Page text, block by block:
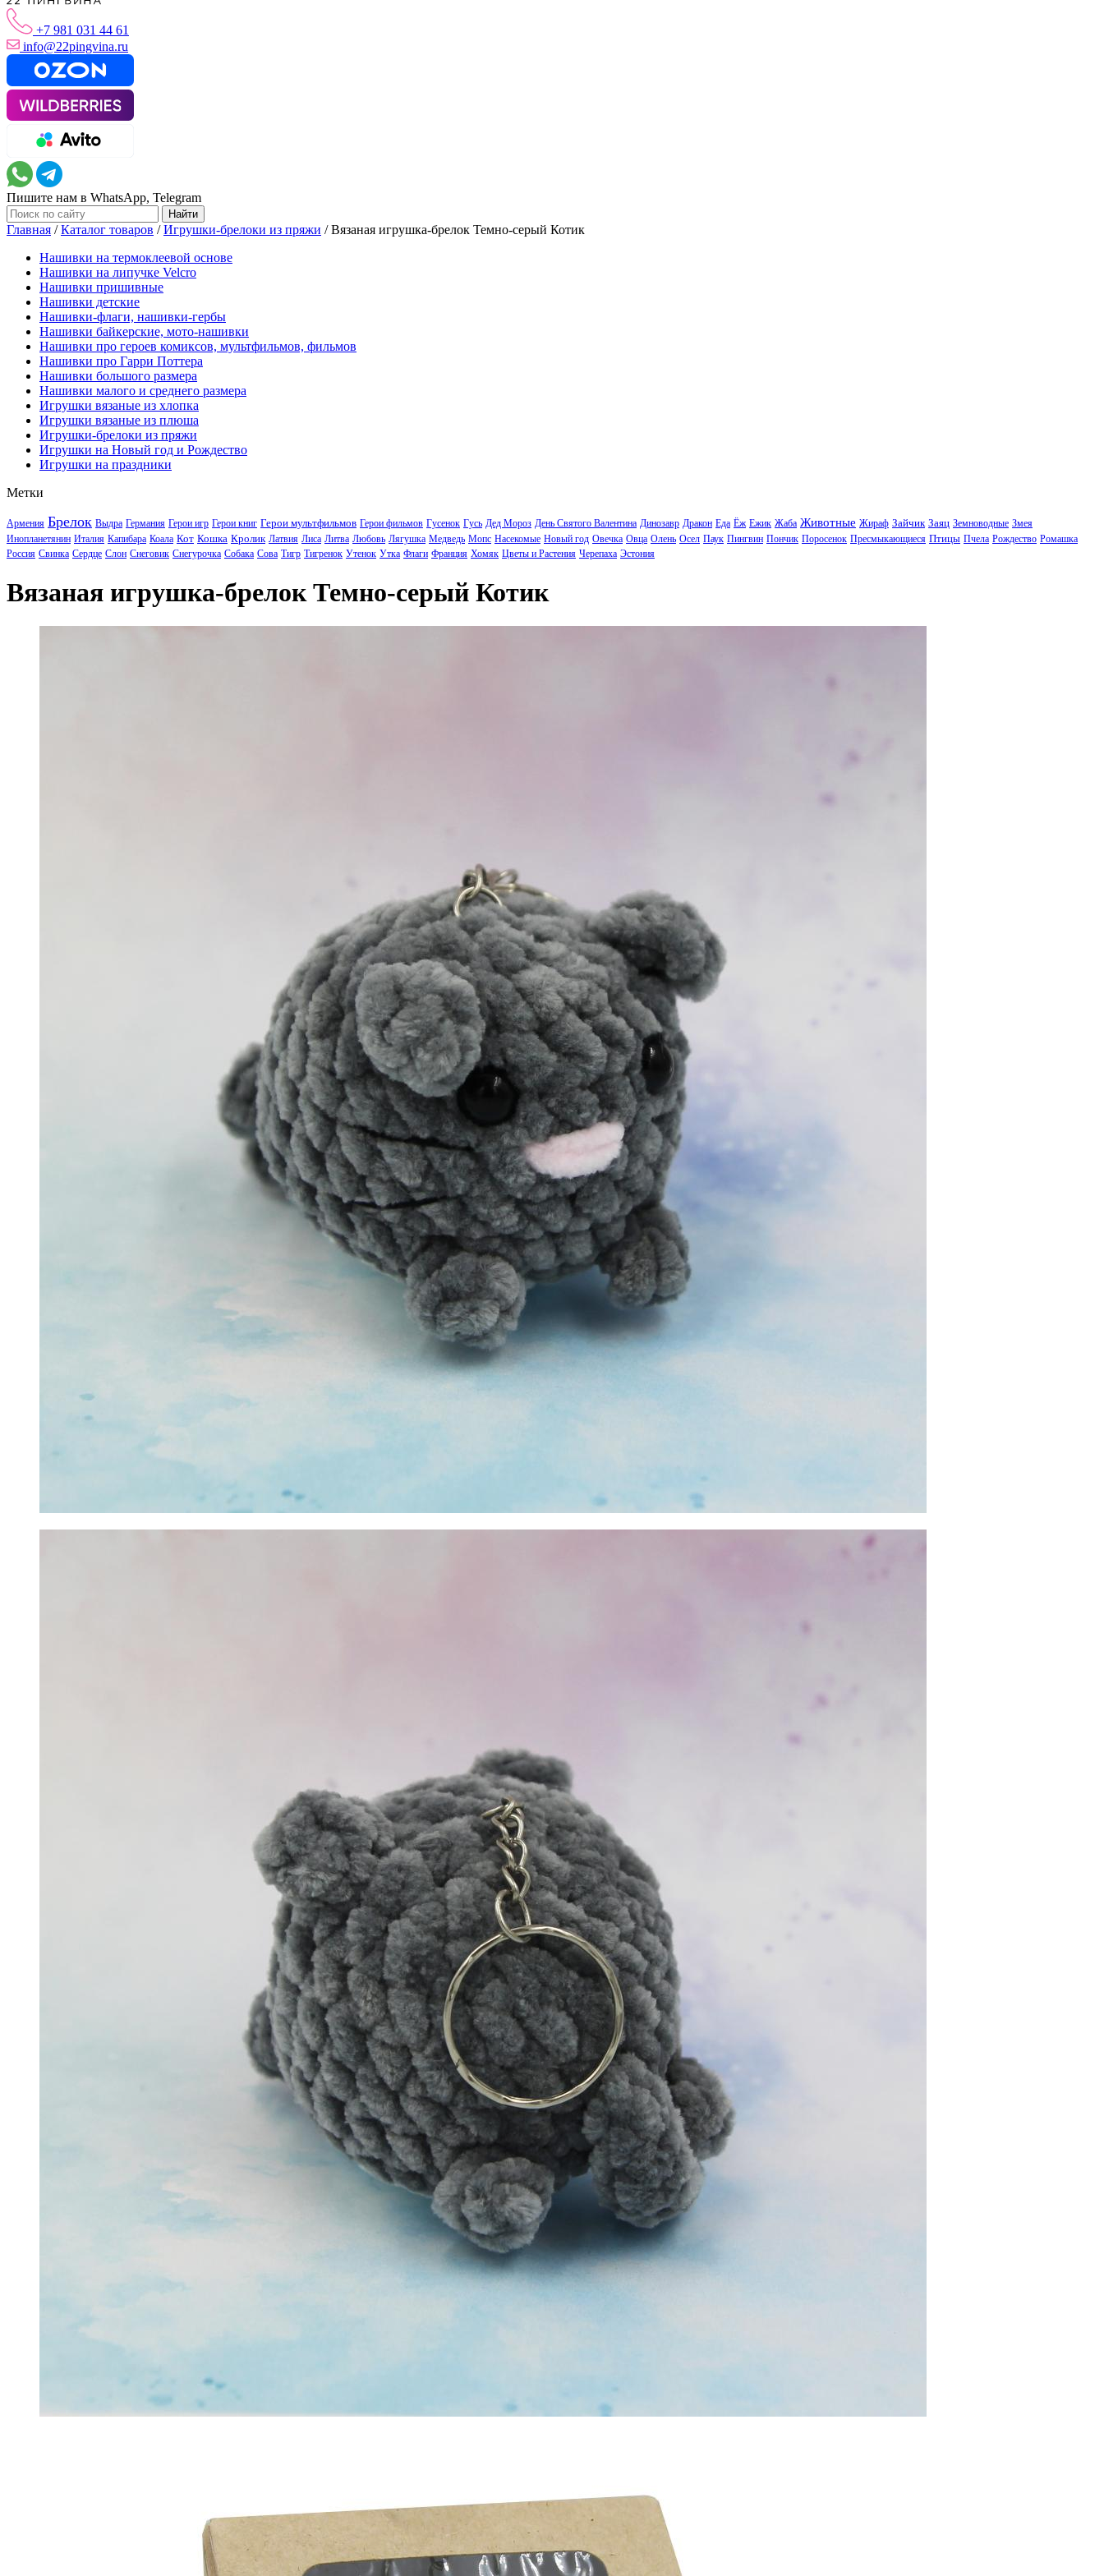
+7 981 031 44 61
info@22pingvina.ru
Пишите нам в WhatsApp, Telegram
Главная /Каталог товаров /Игрушки-брелоки из пряжи /Вязаная игрушка-брелок Темно-серый Котик
Нашивки на термоклеевой основе
Нашивки на липучке Velcro
Нашивки пришивные
Нашивки детские
Нашивки-флаги, нашивки-гербы
Нашивки байкерские, мото-нашивки
Нашивки про героев комиксов, мультфильмов, фильмов
Нашивки про Гарри Поттера
Нашивки большого размера
Нашивки малого и среднего размера
Игрушки вязаные из хлопка
Игрушки вязаные из плюша
Игрушки-брелоки из пряжи
Игрушки на Новый год и Рождество
Игрушки на праздники
Метки
Армения Брелок Выдра Германия Герои игр Герои книг Герои мультфильмов Герои фильмов Гусенок Гусь Дед Мороз День Святого Валентина Динозавр Дракон Еда Ёж Ежик Жаба Животные Жираф Зайчик Заяц Земноводные Змея
Инопланетянин Италия Капибара Коала Кот Кошка Кролик Латвия Лиса Литва Любовь Лягушка Медведь Мопс Насекомые Новый год Овечка Овца Олень Осел Паук Пингвин Пончик Поросенок Пресмыкающиеся Птицы Пчела Рождество Ромашка
Россия Свинка Сердце Слон Снеговик Снегурочка Собака Сова Тигр Тигренок Утенок Утка Флаги Франция Хомяк Цветы и Растения Черепаха Эстония
Вязаная игрушка-брелок Темно-серый Котик